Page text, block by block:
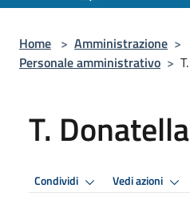
Home > Amministrazione >
Personale amministrativo >
T.
Condividi Vedi azioni